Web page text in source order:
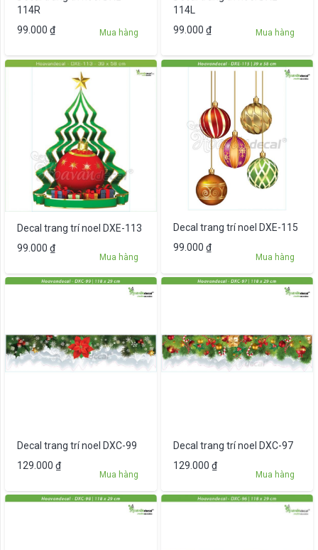
114R
99.000 ₫ Mua hàng
114L
99.000 ₫ Mua hàng
Decal trang trí noel DXE-113
99.000 ₫
Mua hàng
Decal trang trí noel DXE-115
99.000 ₫
Mua hàng
Decal trang trí noel DXC-99
129.000 ₫
Mua hàng
Decal trang trí noel DXC-97
129.000 ₫
Mua hàng